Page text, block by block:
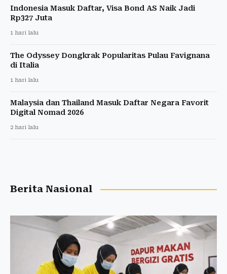
Indonesia Masuk Daftar, Visa Bond AS Naik Jadi
Rp327 Juta
1 hari lalu
The Odyssey Dongkrak Popularitas Pulau Favignana
di Italia
1 hari lalu
Malaysia dan Thailand Masuk Daftar Negara Favorit
Digital Nomad 2026
2 hari lalu
Berita Nasional